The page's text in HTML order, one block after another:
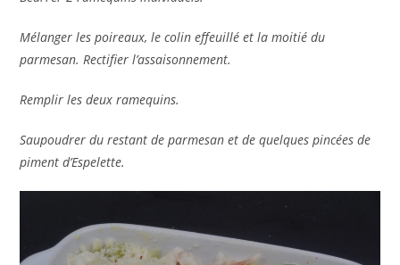
Mélanger les poireaux, le colin effeuillé et la moitié du
parmesan. Rectifier l’assaisonnement.
Remplir les deux ramequins.
Saupoudrer du restant de parmesan et de quelques pincées de
piment d’Espelette.